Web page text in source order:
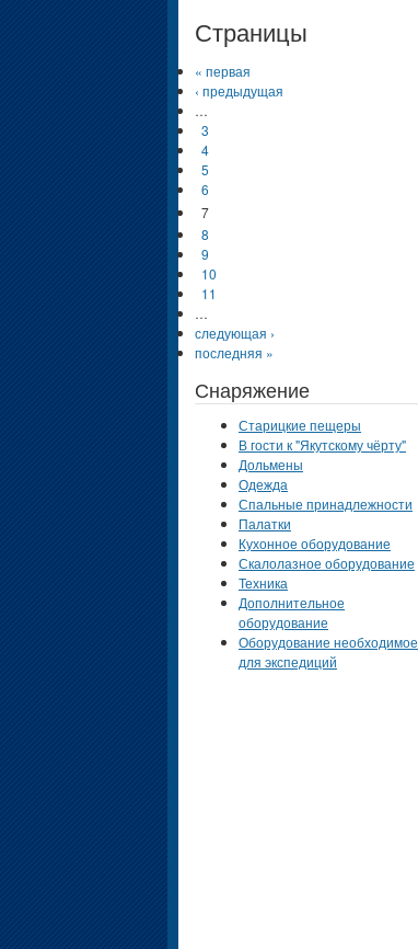
Страницы
« первая
‹ предыдущая
…
3
4
5
6
7
8
9
10
11
…
следующая ›
последняя »
Снаряжение
Старицкие пещеры
В гости к "Якутскому чёрту"
Дольмены
Одежда
Спальные принадлежности
Палатки
Кухонное оборудование
Скалолазное оборудование
Техника
Дополнительное
оборудование
Оборудование необходимое
для экспедиций